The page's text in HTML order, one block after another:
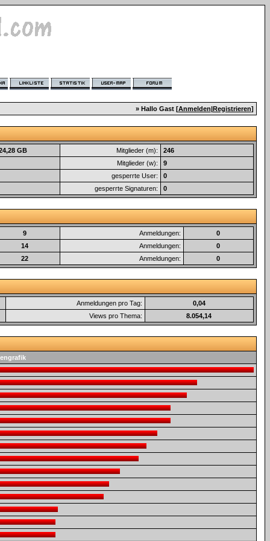
» Hallo Gast [Anmelden|Registrieren]
GB Mitglieder (m):
246
Mitglieder (w):
9
gesperrte User:
0
gesperrte Signaturen: 0
9 Anmeldungen:
0
14 Anmeldungen:
0
22 Anmeldungen: 0
Anmeldungen pro Tag:
0,04
Views pro Thema: 8.054,14